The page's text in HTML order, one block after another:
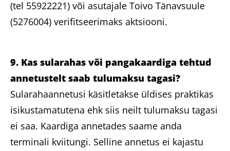
(tel 55922221) või asutajale Toivo Tänavsuule
(5276004) verifitseerimaks aktsiooni.
9. Kas sularahas või pangakaardiga tehtud
annetustelt saab tulumaksu tagasi?
Sularahaannetusi käsitletakse üldises praktikas
isikustamatutena ehk siis neilt tulumaksu tagasi
ei saa. Kaardiga annetades saame anda
terminali kviitungi. Selline annetus ei kajastu